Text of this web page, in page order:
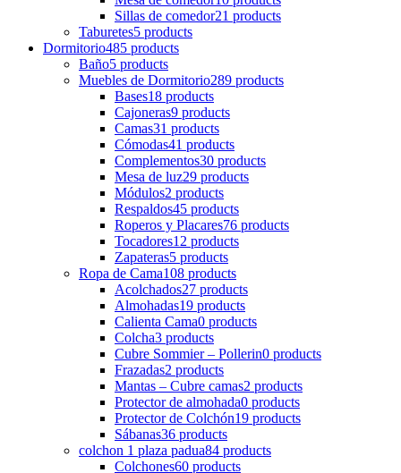
Sillas de comedor21 products
Taburetes5 products
Dormitorio485 products
Baño5 products
Muebles de Dormitorio289 products
Bases18 products
Cajoneras9 products
Camas31 products
Cómodas41 products
Complementos30 products
Mesa de luz29 products
Módulos2 products
Respaldos45 products
Roperos y Placares76 products
Tocadores12 products
Zapateras5 products
Ropa de Cama108 products
Acolchados27 products
Almohadas19 products
Calienta Cama0 products
Colcha3 products
Cubre Sommier – Pollerin0 products
Frazadas2 products
Mantas – Cubre camas2 products
Protector de almohada0 products
Protector de Colchón19 products
Sábanas36 products
colchon 1 plaza padua84 products
Colchones60 products